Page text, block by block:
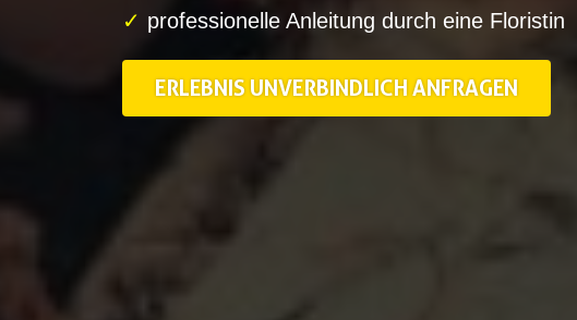
✓ professionelle Anleitung durch eine Floristin
ERLEBNIS UNVERBINDLICH ANFRAGEN